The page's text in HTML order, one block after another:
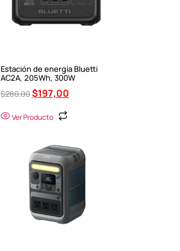
Estación de energía Bluetti
AC2A, 205Wh, 300W
$280,00$197,00
Ver Producto